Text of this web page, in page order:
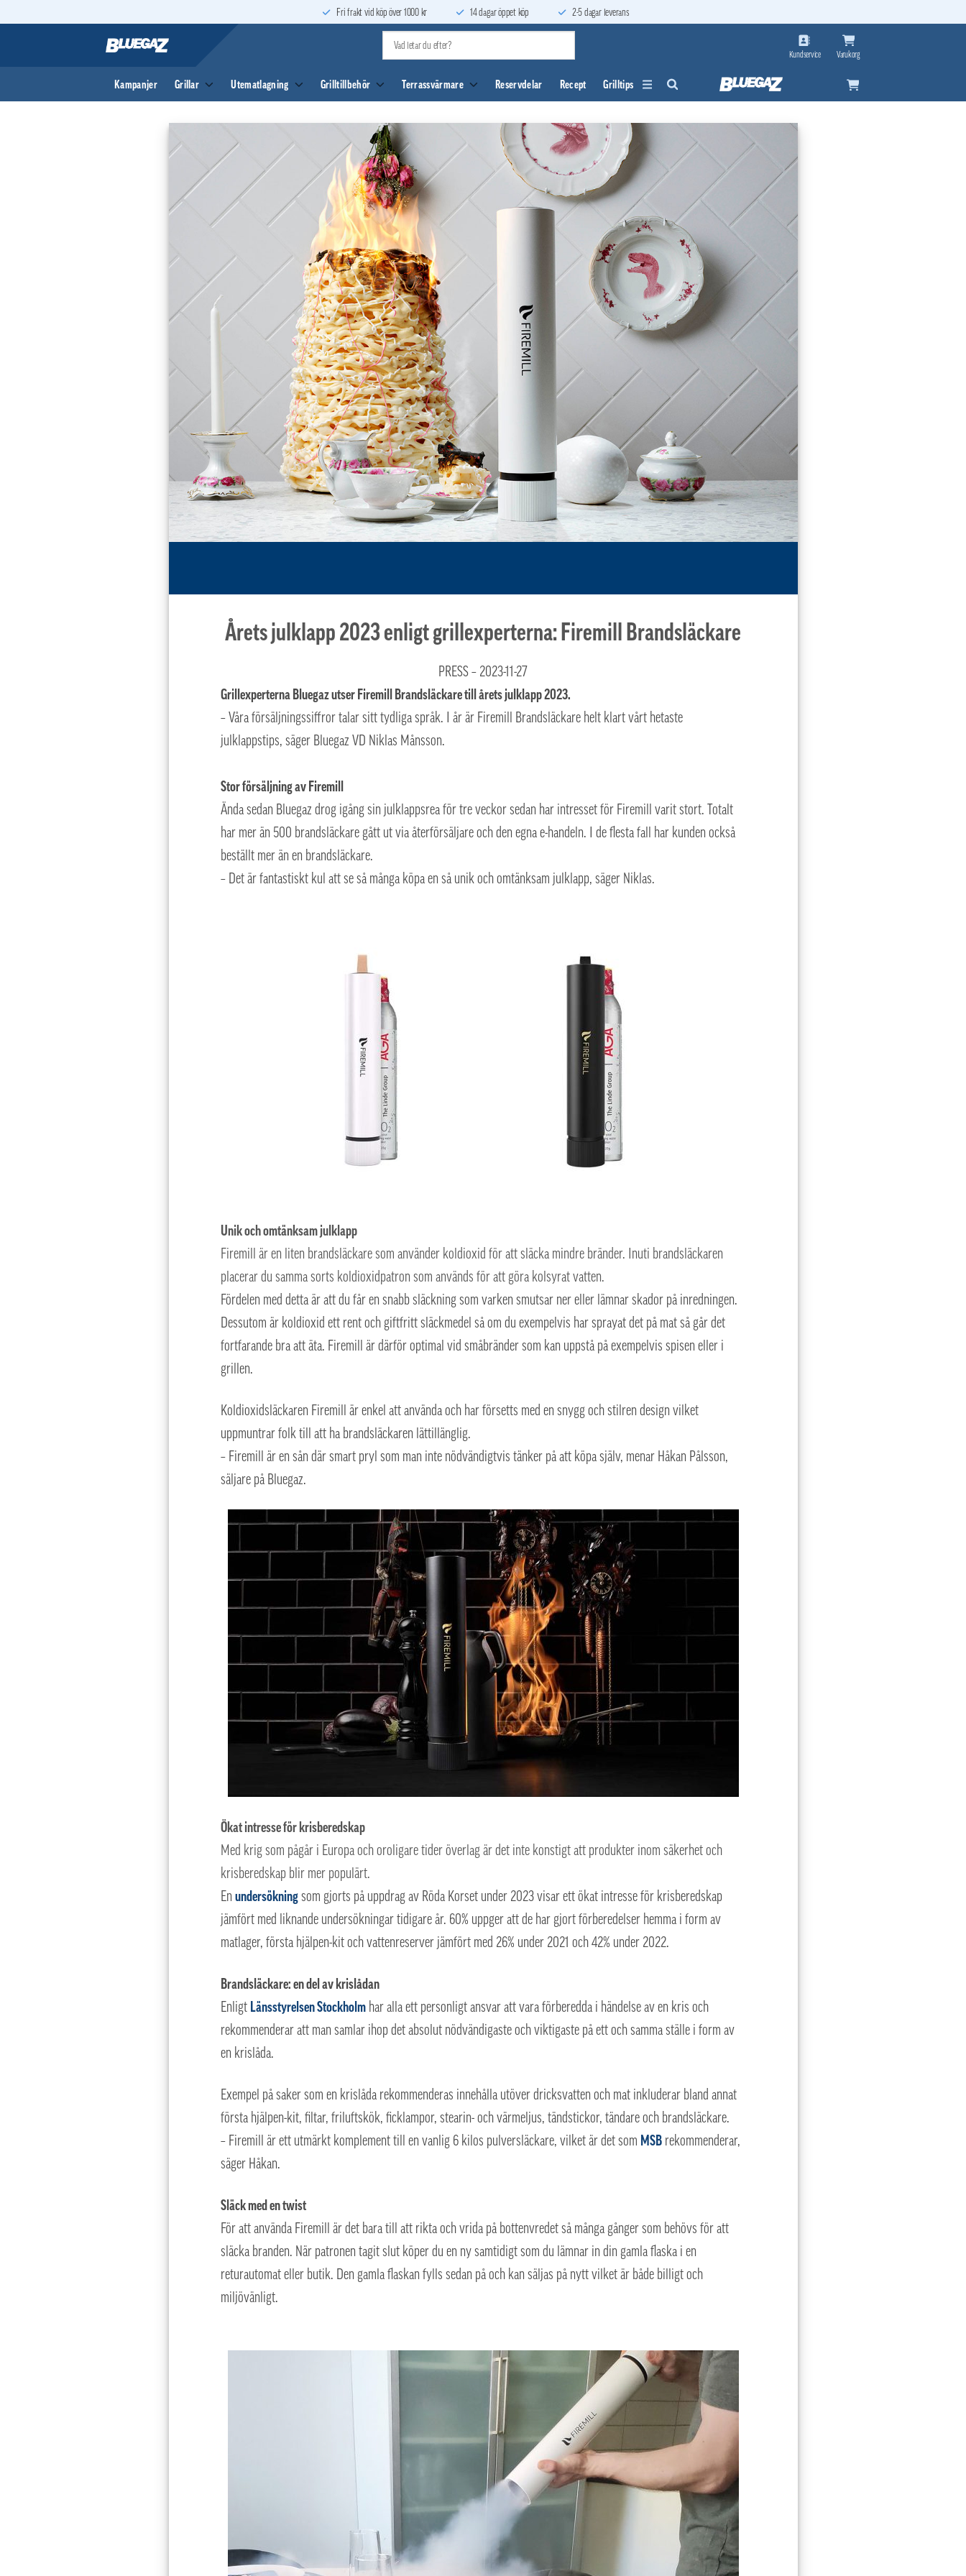
Fri frakt vid köp över 1000 kr 14 dagar öppet köp 2-5 dagar leverans
Kundservice Varukorg
Kampanjer Grillar Utematlagning Grilltillbehör Terrassvärmare Reservdelar Recept Grilltips
Årets julklapp 2023 enligt grillexperterna: Firemill Brandsläckare
PRESS – 2023-11-27
Grillexperterna Bluegaz utser Firemill Brandsläckare till årets julklapp 2023.
– Våra försäljningssiffror talar sitt tydliga språk. I år är Firemill Brandsläckare helt klart vårt hetaste
julklappstips, säger Bluegaz VD Niklas Månsson.
Stor försäljning av Firemill
Ända sedan Bluegaz drog igång sin julklappsrea för tre veckor sedan har intresset för Firemill varit stort. Totalt
har mer än 500 brandsläckare gått ut via återförsäljare och den egna e-handeln. I de flesta fall har kunden också
beställt mer än en brandsläckare.
– Det är fantastiskt kul att se så många köpa en så unik och omtänksam julklapp, säger Niklas.
Unik och omtänksam julklapp
Firemill är en liten brandsläckare som använder koldioxid för att släcka mindre bränder. Inuti brandsläckaren
placerar du samma sorts koldioxidpatron som används för att göra kolsyrat vatten.
Fördelen med detta är att du får en snabb släckning som varken smutsar ner eller lämnar skador på inredningen.
Dessutom är koldioxid ett rent och giftfritt släckmedel så om du exempelvis har sprayat det på mat så går det
fortfarande bra att äta. Firemill är därför optimal vid småbränder som kan uppstå på exempelvis spisen eller i
grillen.
Koldioxidsläckaren Firemill är enkel att använda och har försetts med en snygg och stilren design vilket
uppmuntrar folk till att ha brandsläckaren lättillänglig.
– Firemill är en sån där smart pryl som man inte nödvändigtvis tänker på att köpa själv, menar Håkan Pålsson,
säljare på Bluegaz.
Ökat intresse för krisberedskap
Med krig som pågår i Europa och oroligare tider överlag är det inte konstigt att produkter inom säkerhet och
krisberedskap blir mer populärt.
Enundersökningsom gjorts på uppdrag av Röda Korset under 2023 visar ett ökat intresse för krisberedskap
jämfört med liknande undersökningar tidigare år. 60% uppger att de har gjort förberedelser hemma i form av
matlager, första hjälpen-kit och vattenreserver jämfört med 26% under 2021 och 42% under 2022.
Brandsläckare: en del av krislådan
Enligt Länsstyrelsen Stockholm har alla ett personligt ansvar att vara förberedda i händelse av en kris och
rekommenderar att man samlar ihop det absolut nödvändigaste och viktigaste på ett och samma ställe i form av
en krislåda.
Exempel på saker som en krislåda rekommenderas innehålla utöver dricksvatten och mat inkluderar bland annat
första hjälpen-kit, filtar, friluftskök, ficklampor, stearin- och värmeljus, tändstickor, tändare och brandsläckare.
– Firemill är ett utmärkt komplement till en vanlig 6 kilos pulversläckare, vilket är det som MSB rekommenderar,
säger Håkan.
Släck med en twist
För att använda Firemill är det bara till att rikta och vrida på bottenvredet så många gånger som behövs för att
släcka branden. När patronen tagit slut köper du en ny samtidigt som du lämnar in din gamla flaska i en
returautomat eller butik. Den gamla flaskan fylls sedan på och kan säljas på nytt vilket är både billigt och
miljövänligt.